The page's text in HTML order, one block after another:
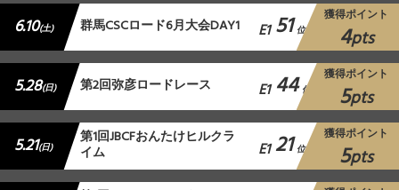
6.10(土) 群馬CSCロード6月大会DAY1 E1 51 位
獲得ポイント
4pts
5.28(日) 第2回弥彦ロードレース E1 44 位
獲得ポイント
5pts
5.21(日) 第1回JBCFおんたけヒルクラ
イム E1 21 位
獲得ポイント
5pts